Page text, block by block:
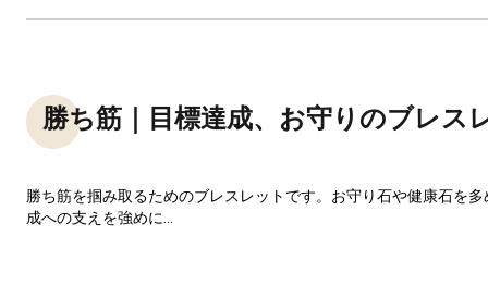
勝ち筋｜目標達成、お守りのブレス
勝ち筋を掴み取るためのブレスレットです。お守り石や健康石を
成への支えを強めに...